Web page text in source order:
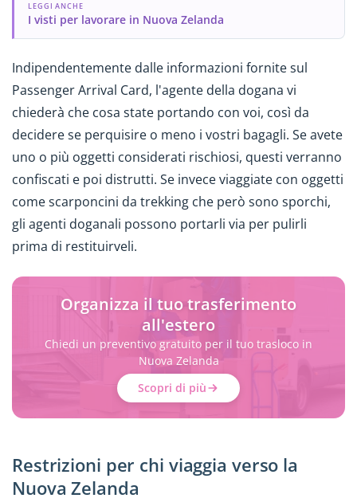
LEGGI ANCHE
I visti per lavorare in Nuova Zelanda
Indipendentemente dalle informazioni fornite sul
Passenger Arrival Card, l'agente della dogana vi
chiederà che cosa state portando con voi, così da
decidere se perquisire o meno i vostri bagagli. Se avete
uno o più oggetti considerati rischiosi, questi verranno
confiscati e poi distrutti. Se invece viaggiate con oggetti
come scarponcini da trekking che però sono sporchi,
gli agenti doganali possono portarli via per pulirli
prima di restituirveli.
Organizza il tuo trasferimento
all'estero
Chiedi un preventivo gratuito per il tuo trasloco in
Nuova Zelanda
Scopri di più
Restrizioni per chi viaggia verso la
Nuova Zelanda